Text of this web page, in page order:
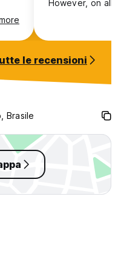
However, on all
Turning on the
worked.
le recensioni
Brasile